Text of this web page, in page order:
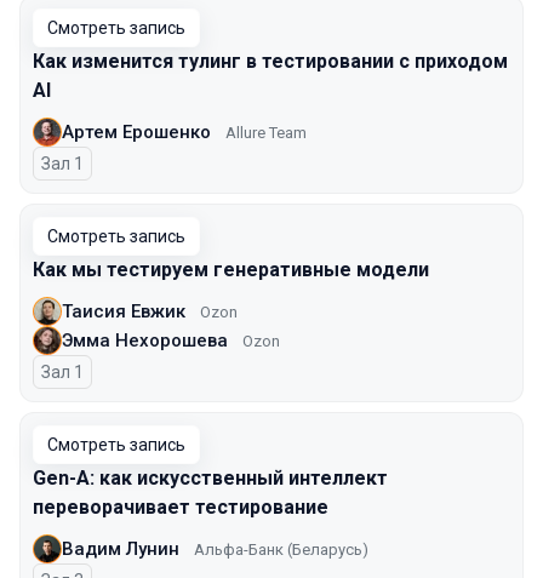
Смотреть запись
Как изменится тулинг в тестировании с приходом
AI
Артем Ерошенко Allure Team
Зал 1
Смотреть запись
Как мы тестируем генеративные модели
Таисия Евжик Ozon
Эмма Нехорошева Ozon
Зал 1
Смотреть запись
Gen-A: как искусственный интеллект
переворачивает тестирование
Вадим Лунин Альфа-Банк (Беларусь)